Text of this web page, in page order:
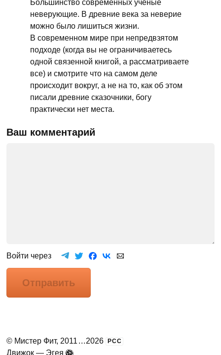
Большинство современных учёные
неверующие. В древние века за неверие
можно было лишиться жизни.
В современном мире при непредвзятом
подходе (когда вы не ограничиваетесь
одной связенной книгой, а рассматриваете
все) и смотрите что на самом деле
происходит вокруг, а не на то, как об этом
писали древние сказочники, богу
практически нет места.
Ваш комментарий
Войти через
Отправить
© Мистер Фит, 2011 ...2026 РСС
Движок — Эгея